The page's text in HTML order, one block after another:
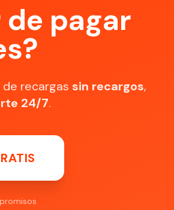
pagar
recargas sin recargos,
24/7.